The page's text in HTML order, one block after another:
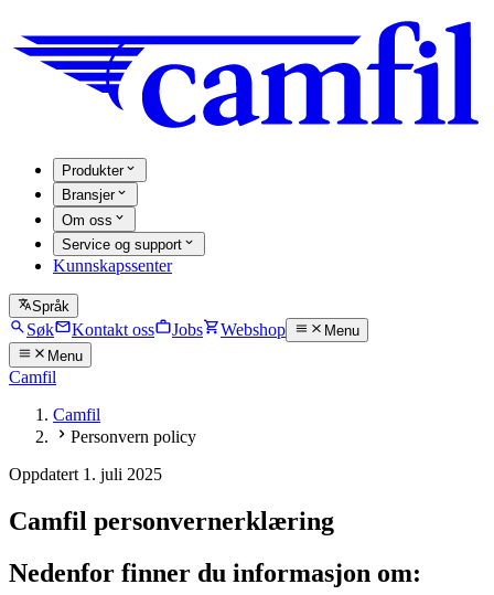
Produkter
Bransjer
Om oss
Service og support
Kunnskapssenter
Språk
Søk Kontakt oss Jobs Webshop
Menu
Menu
Camfil
Camfil
Personvern policy
Oppdatert 1. juli 2025
Camfil personvernerklæring
Nedenfor finner du informasjon om: